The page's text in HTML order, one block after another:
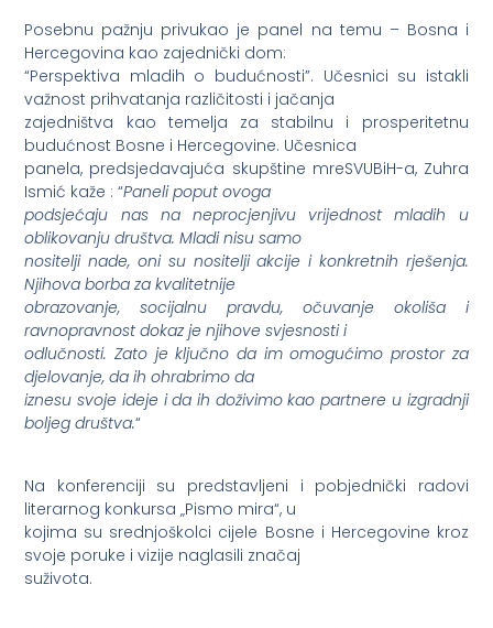
Posebnu pažnju privukao je panel na temu – Bosna i
Hercegovina kao zajednički dom:
“Perspektiva mladih o budućnosti”. Učesnici su istakli
važnost prihvatanja različitosti i jačanja
zajedništva kao temelja za stabilnu i prosperitetnu
budućnost Bosne i Hercegovine. Učesnica
panela, predsjedavajuća skupštine mreSVUBiH-a, Zuhra
Ismić kaže : “Paneli poput ovoga
podsjećaju nas na neprocjenjivu vrijednost mladih u
oblikovanju društva. Mladi nisu samo
nositelji nade, oni su nositelji akcije i konkretnih rješenja.
Njihova borba za kvalitetnije
obrazovanje, socijalnu pravdu, očuvanje okoliša i
ravnopravnost dokaz je njihove svjesnosti i
odlučnosti. Zato je ključno da im omogućimo prostor za
djelovanje, da ih ohrabrimo da
iznesu svoje ideje i da ih doživimo kao partnere u izgradnji
boljeg društva.“
Na konferenciji su predstavljeni i pobjednički radovi
literarnog konkursa „Pismo mira“, u
kojima su srednjoškolci cijele Bosne i Hercegovine kroz
svoje poruke i vizije naglasili značaj
suživota.